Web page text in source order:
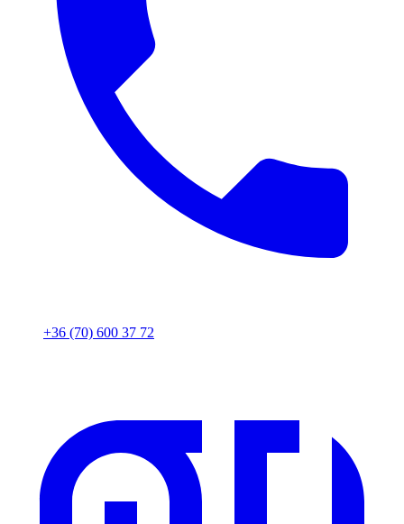
+36 (70) 600 37 72